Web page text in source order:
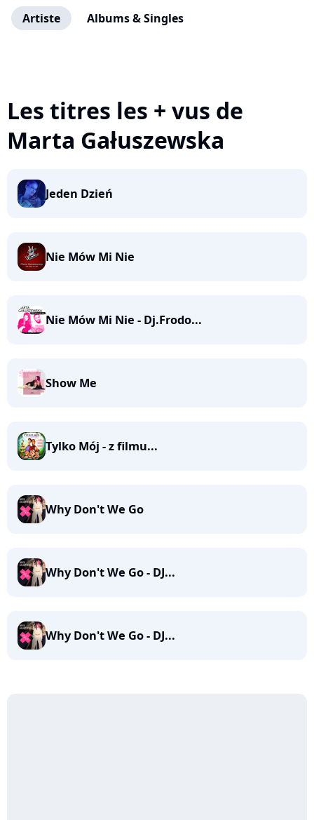
Artiste Albums & Singles
Les titres les + vus de
Marta Gałuszewska
Jeden Dzień
Nie Mów Mi Nie
Nie Mów Mi Nie - Dj.Frodo...
Show Me
Tylko Mój - z filmu...
Why Don't We Go
Why Don't We Go - DJ...
Why Don't We Go - DJ...